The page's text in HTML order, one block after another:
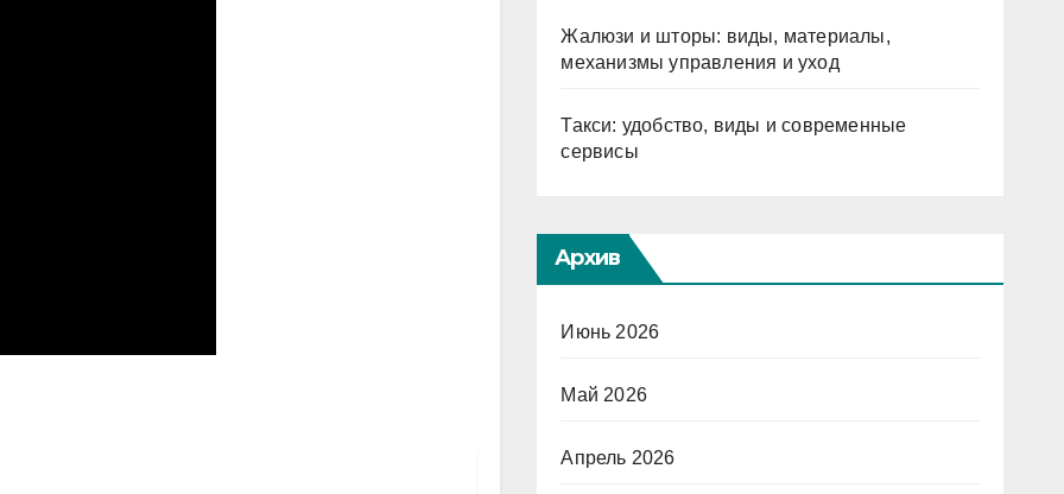
Жалюзи и шторы: виды, материалы,
механизмы управления и уход
Такси: удобство, виды и современные
сервисы
Архив
Июнь 2026
Май 2026
Апрель 2026